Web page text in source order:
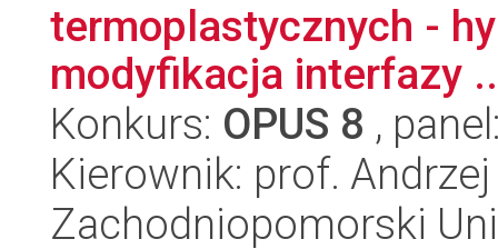
termoplastycznych -
modyfikacja interfazy
Konkurs: OPUS 8 ,
Kierownik: prof. Andrzej
Zachodniopomorski